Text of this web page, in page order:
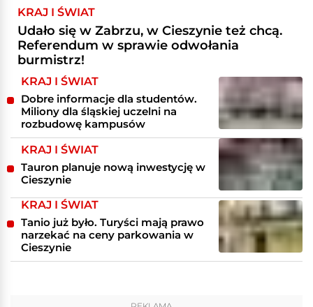
KRAJ I ŚWIAT
Udało się w Zabrzu, w Cieszynie też chcą.
Referendum w sprawie odwołania
burmistrz!
KRAJ I ŚWIAT
Dobre informacje dla studentów.
Miliony dla śląskiej uczelni na
rozbudowę kampusów
KRAJ I ŚWIAT
Tauron planuje nową inwestycję w
Cieszynie
KRAJ I ŚWIAT
Tanio już było. Turyści mają prawo
narzekać na ceny parkowania w
Cieszynie